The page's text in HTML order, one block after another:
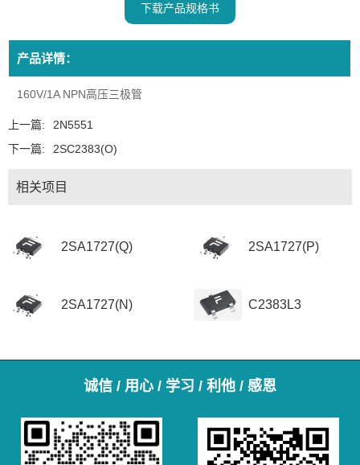
下载产品规格书
产品详情：
160V/1A NPN高压三极管
上一篇:
2N5551
下一篇:
2SC2383(O)
相关项目
2SA1727(Q) 2SA1727(P)
2SA1727(N) C2383L3
诚信 / 用心 / 学习 / 利他 / 感恩